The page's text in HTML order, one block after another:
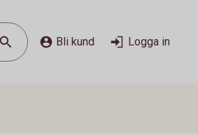
Bli kund Logga in